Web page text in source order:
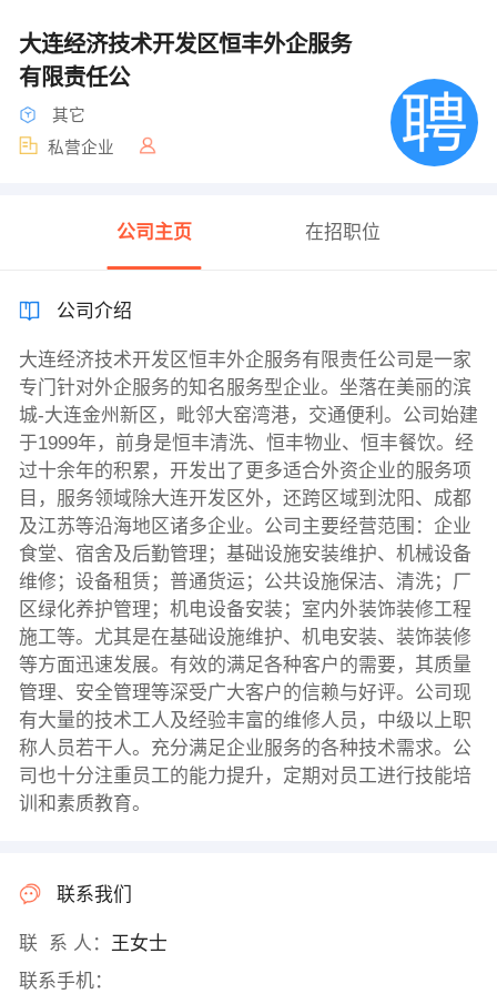
大连经济技术开发区恒丰外企服务
有限责任公
其它
私营企业
公司主页 在招职位
公司介绍
大连经济技术开发区恒丰外企服务有限责任公司是一家
专门针对外企服务的知名服务型企业。坐落在美丽的滨
城-大连金州新区，毗邻大窑湾港，交通便利。公司始建
于1999年，前身是恒丰清洗、恒丰物业、恒丰餐饮。经
过十余年的积累，开发出了更多适合外资企业的服务项
目，服务领域除大连开发区外，还跨区域到沈阳、成都
及江苏等沿海地区诸多企业。公司主要经营范围：企业
食堂、宿舍及后勤管理；基础设施安装维护、机械设备
维修；设备租赁；普通货运；公共设施保洁、清洗；厂
区绿化养护管理；机电设备安装；室内外装饰装修工程
施工等。尤其是在基础设施维护、机电安装、装饰装修
等方面迅速发展。有效的满足各种客户的需要，其质量
管理、安全管理等深受广大客户的信赖与好评。公司现
有大量的技术工人及经验丰富的维修人员，中级以上职
称人员若干人。充分满足企业服务的各种技术需求。公
司也十分注重员工的能力提升，定期对员工进行技能培
训和素质教育。
联系我们
联 系 人： 王女士
联系手机：